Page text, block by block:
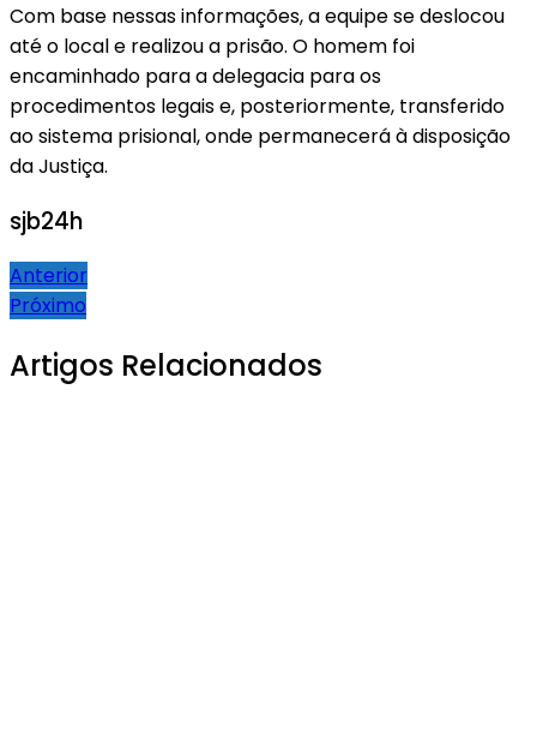
Com base nessas informações, a equipe se deslocou
até o local e realizou a prisão. O homem foi
encaminhado para a delegacia para os
procedimentos legais e, posteriormente, transferido
ao sistema prisional, onde permanecerá à disposição
da Justiça.
sjb24h
Navegação
de
Post
Anterior
Próximo
Artigos Relacionados